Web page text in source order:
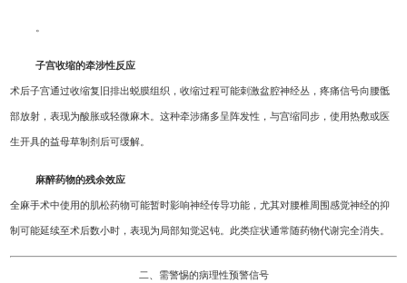
子宫收缩的牵涉性反应
术后子宫通过收缩复旧排出蜕膜组织，收缩过程可能刺激盆腔神经丛，疼痛信号向腰骶
部放射，表现为酸胀或轻微麻木。这种牵涉痛多呈阵发性，与宫缩同步，使用热敷或医
生开具的益母草制剂后可缓解。
麻醉药物的残余效应
全麻手术中使用的肌松药物可能暂时影响神经传导功能，尤其对腰椎周围感觉神经的抑
制可能延续至术后数小时，表现为局部知觉迟钝。此类症状通常随药物代谢完全消失。
二、需警惕的病理性预警信号